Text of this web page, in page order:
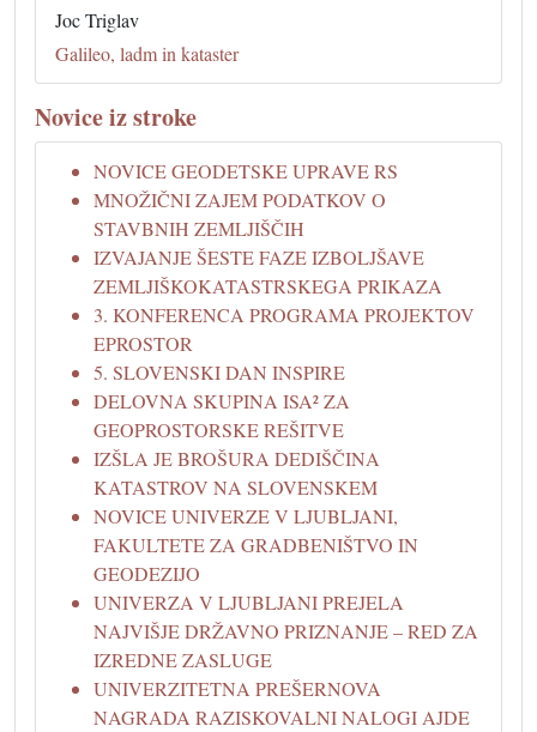
Joc Triglav
Galileo, ladm in kataster
Novice iz stroke
NOVICE GEODETSKE UPRAVE RS
MNOŽIČNI ZAJEM PODATKOV O
STAVBNIH ZEMLJIŠČIH
IZVAJANJE ŠESTE FAZE IZBOLJŠAVE
ZEMLJIŠKOKATASTRSKEGA PRIKAZA
3. KONFERENCA PROGRAMA PROJEKTOV
EPROSTOR
5. SLOVENSKI DAN INSPIRE
DELOVNA SKUPINA ISA² ZA
GEOPROSTORSKE REŠITVE
IZŠLA JE BROŠURA DEDIŠČINA
KATASTROV NA SLOVENSKEM
NOVICE UNIVERZE V LJUBLJANI,
FAKULTETE ZA GRADBENIŠTVO IN
GEODEZIJO
UNIVERZA V LJUBLJANI PREJELA
NAJVIŠJE DRŽAVNO PRIZNANJE – RED ZA
IZREDNE ZASLUGE
UNIVERZITETNA PREŠERNOVA
NAGRADA RAZISKOVALNI NALOGI AJDE